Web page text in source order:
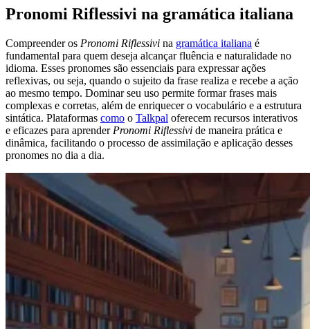
Pronomi Riflessivi na gramática italiana
Compreender os Pronomi Riflessivi na gramática italiana é
fundamental para quem deseja alcançar fluência e naturalidade no
idioma. Esses pronomes são essenciais para expressar ações
reflexivas, ou seja, quando o sujeito da frase realiza e recebe a ação
ao mesmo tempo. Dominar seu uso permite formar frases mais
complexas e corretas, além de enriquecer o vocabulário e a estrutura
sintática. Plataformas como o Talkpal oferecem recursos interativos
e eficazes para aprender Pronomi Riflessivi de maneira prática e
dinâmica, facilitando o processo de assimilação e aplicação desses
pronomes no dia a dia.